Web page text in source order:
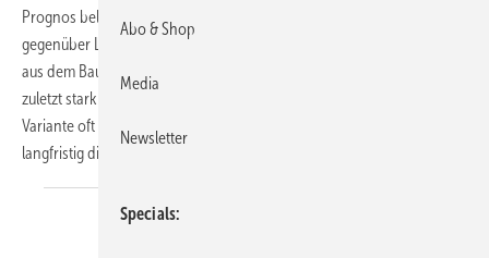
Prognos belegt deutliche Kostenvorteile von Erdwärmepumpen
gegenüber Luft-Wärmepumpen und Gasheizungen im Bestandsbau
aus dem Baujahr 1984–1994. Während Luft-Wasser-Wärmepumpen
zuletzt stark in den Fokus gerückt sind, wird die geothermische
Variante oft unterschätzt, obwohl sie für Ein- und Mehrfamilienhäuser
langfristig die wirtschaftlichere Lösung
Abo & Shop
Media
Newsletter
Specials